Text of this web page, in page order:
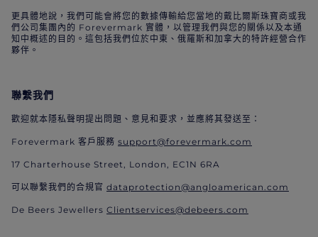
更具體地說，我們可能會將您的數據傳輸給您當地的戴比爾斯珠寶商或我
們公司集團內的 Forevermark 實體，以管理我們與您的關係以及本通
知中概述的目的。這包括我們位於中東、俄羅斯和加拿大的特許經營合作
夥伴。
聯繫我們
歡迎就本隱私聲明提出問題、意見和要求，並應將其發送至：
Forevermark 客戶服務 support@forevermark.com
17 Charterhouse Street, London, EC1N 6RA
可以聯繫我們的合規官 dataprotection@angloamerican.com
De Beers Jewellers Clientservices@debeers.com